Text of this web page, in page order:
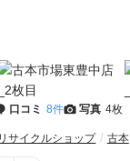
口コミ 8件 写真 4枚
リサイクルショップ 古本